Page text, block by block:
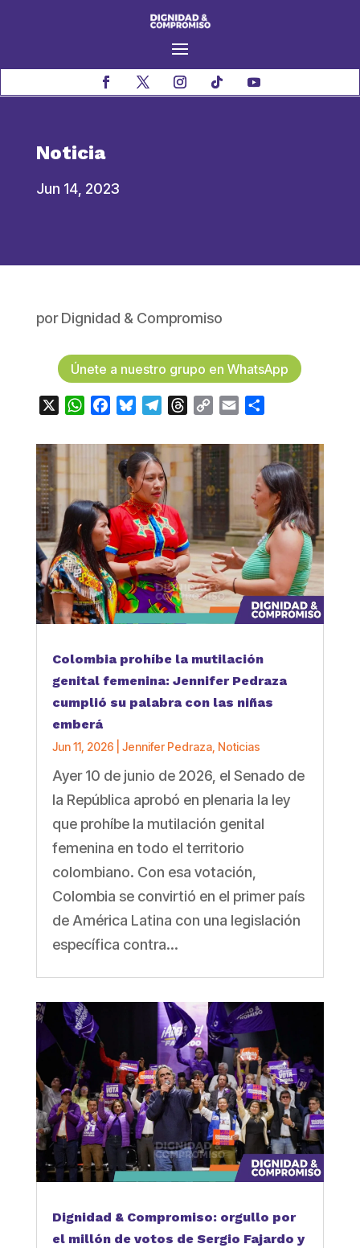
Noticia
Jun 14, 2023
porDignidad & Compromiso
Únete a nuestro grupo en WhatsApp
WhatsApp
FacebookBlueskyTelegramThreads
Copy Email
Colombia prohíbe la mutilación
genital femenina: Jennifer Pedraza
cumplió su palabra con las niñas
emberá
Jun 11, 2026 Jennifer Pedraza, Noticias
Ayer 10 de junio de 2026, el Senado de
la República aprobó en plenaria la ley
que prohíbe la mutilación genital
femenina en todo el territorio
colombiano. Con esa votación,
Colombia se convirtió en el primer país
de América Latina con una legislación
específica contra...
Dignidad & Compromiso: orgullo por
el millón de votos de Sergio Fajardo y